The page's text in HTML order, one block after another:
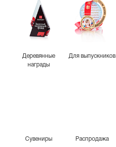
Деревянные
награды
Для выпускников
Сувениры Распродажа